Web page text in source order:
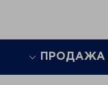
ПРОДАЖА